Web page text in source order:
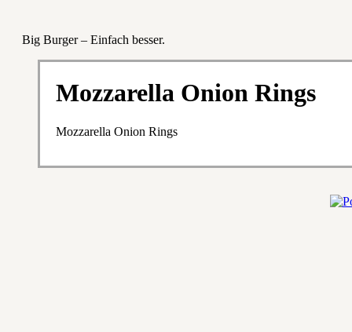
Big Burger – Einfach besser.
Mozzarella Onion Rings
Mozzarella Onion Rings